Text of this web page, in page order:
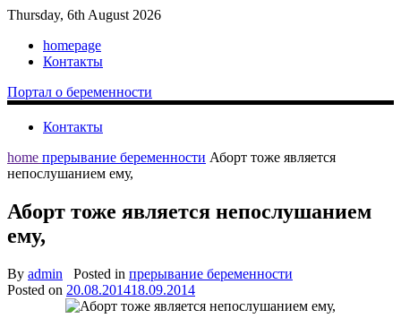
Thursday, 6th August 2026
homepage
Контакты
Портал о беременности
Контакты
home прерывание беременности Аборт тоже является
непослушанием ему,
Аборт тоже является непослушанием
ему,
By admin Posted in прерывание беременности
Posted on 20.08.201418.09.2014